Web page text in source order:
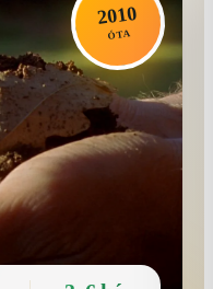
2010
ÓTA